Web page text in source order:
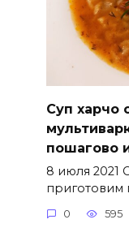
Суп харчо
пошагово
8 июля 2021
приготовим
0 595